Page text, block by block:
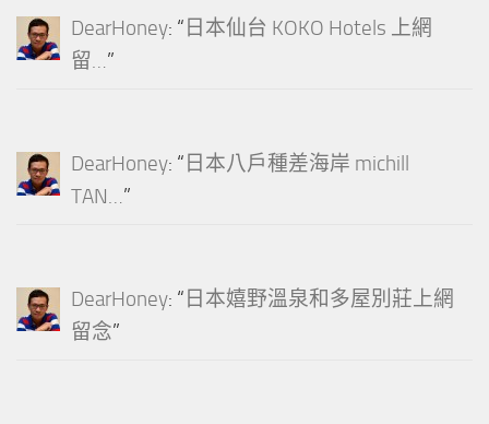
DearHoney: “ 日本仙台 KOKO Hotels 上網
留…”
DearHoney: “ 日本八戶種差海岸 michill
TAN…”
DearHoney: “ 日本嬉野溫泉和多屋別莊上網
留念”